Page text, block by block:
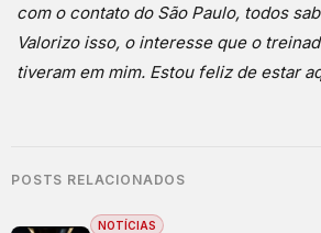
com o contato do São Paulo, todos
Valorizo isso, o interesse que o
tiveram em mim. Estou feliz de estar
POSTS RELACIONADOS
NOTÍCIAS